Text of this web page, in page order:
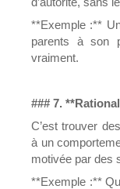
**Exemple :**
parents à son
vraiment.
### 7.
C’est trouver
à un
motivée par des
**Exemple :**